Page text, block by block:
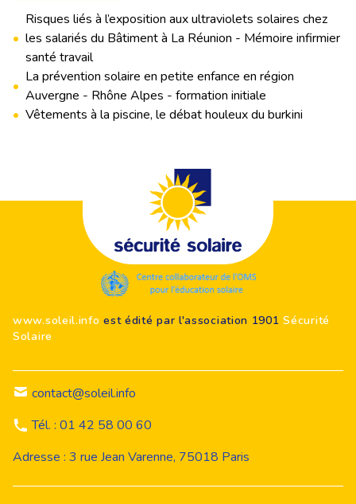
•
Risques liés à l’exposition aux ultraviolets solaires chez
les salariés du Bâtiment à La Réunion - Mémoire infirmier
santé travail
•
La prévention solaire en petite enfance en région
Auvergne - Rhône Alpes - formation initiale
• Vêtements à la piscine, le débat houleux du burkini
www.soleil.info est édité par l'association 1901Sécurité
Solaire
contact@soleil.info
Tél. : 01 42 58 00 60
Adresse : 3 rue Jean Varenne, 75018 Paris